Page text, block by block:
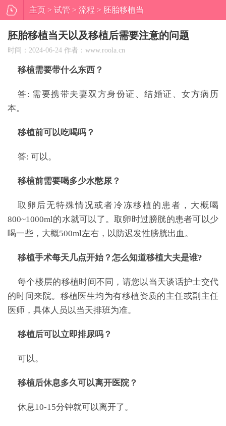
主页> 试管> 流程 > 胚胎移植当
天以及移植后需要注意的问题
胚胎移植当天以及移植后需要注意的问题
时间：2024-06-24 作者：www.roola.cn
移植需要带什么东西？
答: 需要携带夫妻双方身份证、结婚证、女方病历
本。
移植前可以吃喝吗？
答: 可以。
移植前需要喝多少水憋尿？
取卵后无特殊情况或者冷冻移植的患者，大概喝
800~1000ml的水就可以了。取卵时过膀胱的患者可以少
喝一些，大概500ml左右，以防迟发性膀胱出血。
移植手术每天几点开始？怎么知道移植大夫是谁?
每个楼层的移植时间不同，请您以当天谈话护士交代
的时间来院。移植医生均为有移植资质的主任或副主任
医师，具体人员以当天排班为准。
移植后可以立即排尿吗？
可以。
移植后休息多久可以离开医院？
休息10-15分钟就可以离开了。